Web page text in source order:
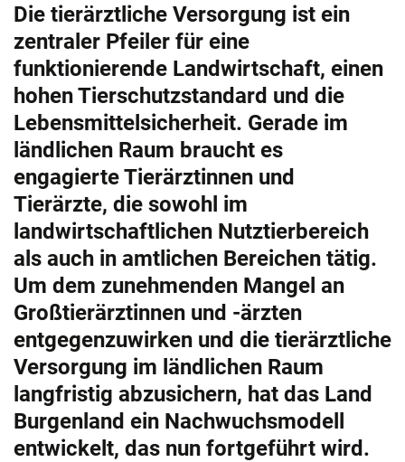
Die tierärztliche Versorgung ist ein
zentraler Pfeiler für eine
funktionierende Landwirtschaft, einen
hohen Tierschutzstandard und die
Lebensmittelsicherheit. Gerade im
ländlichen Raum braucht es
engagierte Tierärztinnen und
Tierärzte, die sowohl im
landwirtschaftlichen Nutztierbereich
als auch in amtlichen Bereichen tätig.
Um dem zunehmenden Mangel an
Großtierärztinnen und -ärzten
entgegenzuwirken und die tierärztliche
Versorgung im ländlichen Raum
langfristig abzusichern, hat das Land
Burgenland ein Nachwuchsmodell
entwickelt, das nun fortgeführt wird.